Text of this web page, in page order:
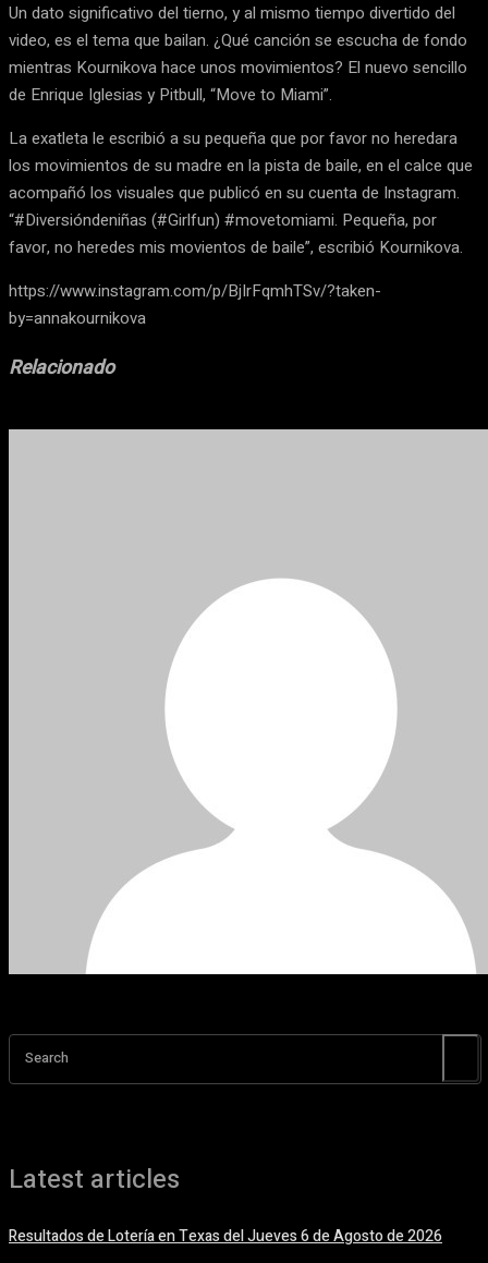
Un dato significativo del tierno, y al mismo tiempo divertido del
video, es el tema que bailan. ¿Qué canción se escucha de fondo
mientras Kournikova hace unos movimientos? El nuevo sencillo
de Enrique Iglesias y Pitbull, “Move to Miami”.
La exatleta le escribió a su pequeña que por favor no heredara
los movimientos de su madre en la pista de baile, en el calce que
acompañó los visuales que publicó en su cuenta de Instagram.
“#Diversióndeniñas (#Girlfun) #movetomiami. Pequeña, por
favor, no heredes mis movientos de baile”, escribió Kournikova.
https://www.instagram.com/p/BjIrFqmhTSv/?taken-
by=annakournikova
Relacionado
Search
Latest articles
Resultados de Lotería en Texas del Jueves 6 de Agosto de 2026